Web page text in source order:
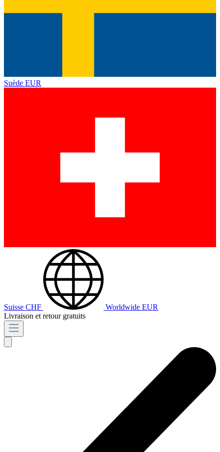
Suède EUR
Suisse CHF Worldwide EUR
Livraison et retour gratuits